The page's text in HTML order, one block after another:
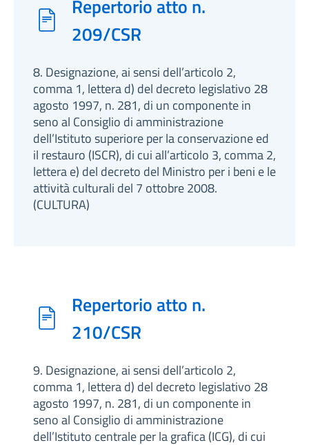
Repertorio atto n.
209/CSR
8. Designazione, ai sensi dell’articolo 2,
comma 1, lettera d) del decreto legislativo 28
agosto 1997, n. 281, di un componente in
seno al Consiglio di amministrazione
dell’Istituto superiore per la conservazione ed
il restauro (ISCR), di cui all’articolo 3, comma 2,
lettera e) del decreto del Ministro per i beni e le
attività culturali del 7 ottobre 2008.
(CULTURA)
Repertorio atto n.
210/CSR
9. Designazione, ai sensi dell’articolo 2,
comma 1, lettera d) del decreto legislativo 28
agosto 1997, n. 281, di un componente in
seno al Consiglio di amministrazione
dell’Istituto centrale per la grafica (ICG), di cui